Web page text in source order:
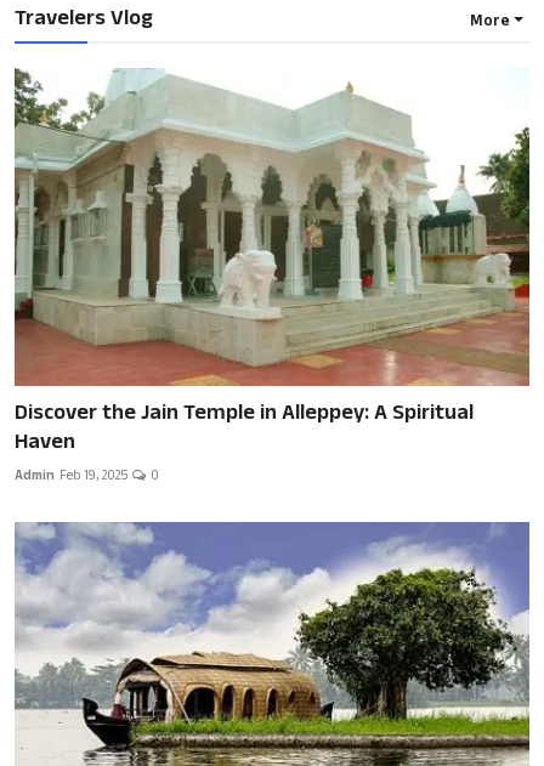
Travelers Vlog More
Discover the Jain Temple in Alleppey: A Spiritual
Haven
Admin Feb 19, 2025 0